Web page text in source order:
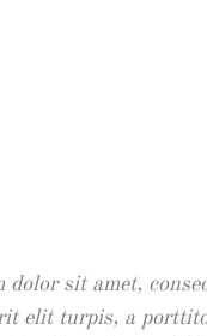
sit amet,
turpis, a porttitor
dolor sit amet,
elit turpis, a